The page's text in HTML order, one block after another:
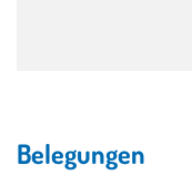
Belegungen